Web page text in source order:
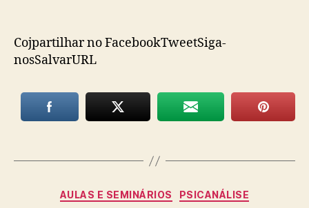
Cojpartilhar no FacebookTweetSiga-
nosSalvarURL
Categorias
AULAS E SEMINÁRIOS PSICANÁLISE